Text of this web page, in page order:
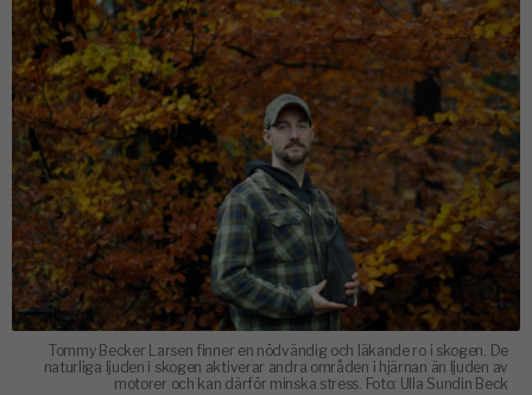
Tommy Becker Larsen finner en nödvändig och läkande ro i skogen. De
naturliga ljuden i skogen aktiverar andra områden i hjärnan än ljuden av
motorer och kan därför minska stress. Foto: Ulla Sundin Beck